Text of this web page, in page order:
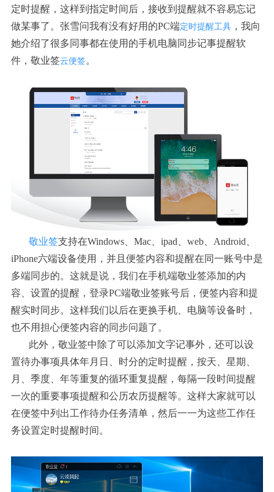
定时提醒，这样到指定时间后，接收到提醒就不容易忘记
做某事了。张雪问我有没有好用的PC端定时提醒工具，我向
她介绍了很多同事都在使用的手机电脑同步记事提醒软
件，敬业签云便签。
敬业签支持在Windows、Mac、ipad、web、Android、
iPhone六端设备使用，并且便签内容和提醒在同一账号中是
多端同步的。这就是说，我们在手机端敬业签添加的内
容、设置的提醒，登录PC端敬业签账号后，便签内容和提
醒实时同步。这样我们以后在更换手机、电脑等设备时，
也不用担心便签内容的同步问题了。
此外，敬业签中除了可以添加文字记事外，还可以设
置待办事项具体年月日、时分的定时提醒，按天、星期、
月、季度、年等重复的循环重复提醒，每隔一段时间提醒
一次的重要事项提醒和公历农历提醒等。这样大家就可以
在便签中列出工作待办任务清单，然后一一为这些工作任
务设置定时提醒时间。